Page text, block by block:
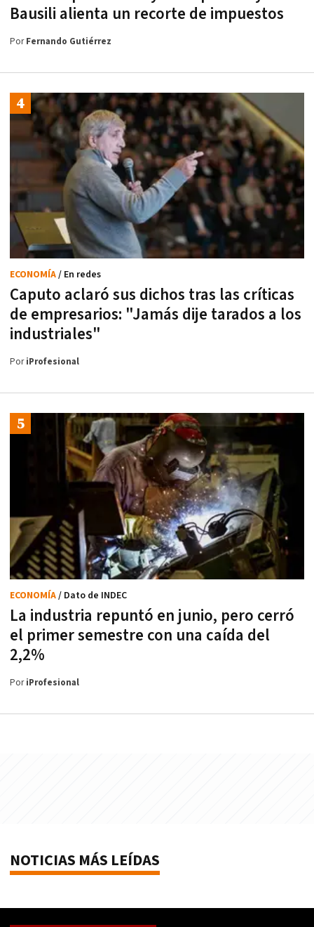
Bausili alienta un recorte de impuestos
PorFernando Gutiérrez
Caputo aclaró sus dichos tras las críticas
de empresarios: "Jamás dije tarados a los
industriales"
ECONOMÍA/ En redes
PoriProfesional
La industria repuntó en junio, pero cerró
el primer semestre con una caída del
2,2%
ECONOMÍA/ Dato de INDEC
PoriProfesional
NOTICIAS MÁS LEÍDAS